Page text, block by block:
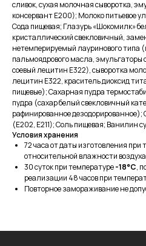
сливок, сухая молочная сыворотка,
консервант Е200); Молоко питьевое
Сода пищевая; Глазурь «Шокомилк»
кристаллический свекловичный,
нетемперируемый лауринового типа
пальмоядрового масла, эмульгаторы
соевый лецитин Е322), сыворотка
лецитин Е322, краситель диоксид
пищевые); Сахарная пудра
пудра (сахар белый свекловичный
рафинированное дезодорированное);
(Е202, Е211); Соль пищевая; Ванилин
Условия хранения
72 часа от даты изготовления при
относительной влажности
30 суток при температуре-18°C,
реализации 48 часов при
Повторное замораживание не
В каталог
Контакты
b2b@fabrica-rf.ru
sales@fabrica-rf.ru
+7(911) 908-54-40
Партнерам
Вакансии
Доставка и оплата
Контакты